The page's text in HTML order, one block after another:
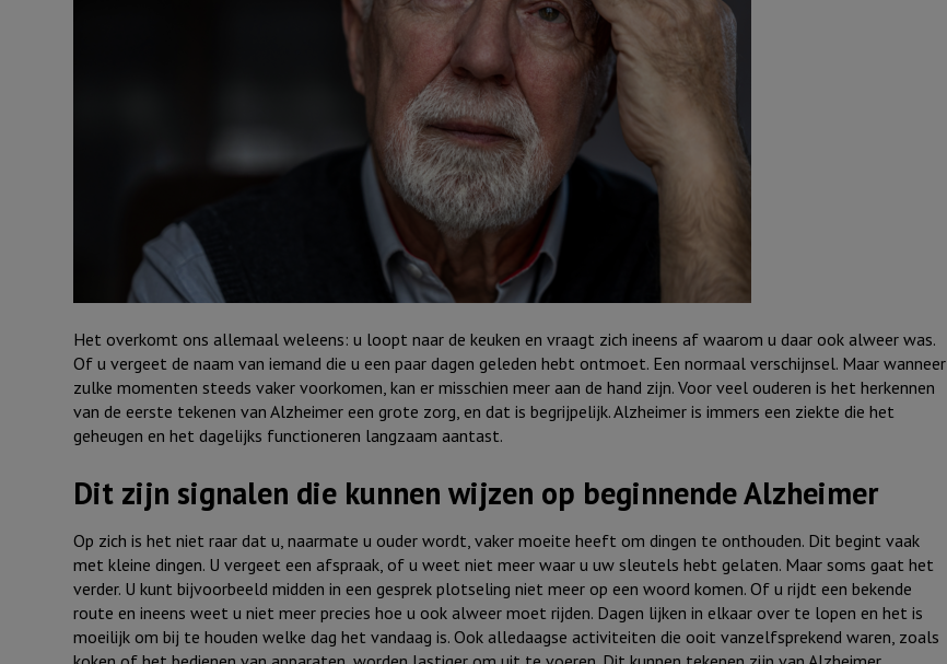
Het overkomt ons allemaal weleens: u loopt naar de keuken en vraagt zich ineens af waarom u daar ook alweer was.
Of u vergeet de naam van iemand die u een paar dagen geleden hebt ontmoet. Een normaal verschijnsel. Maar wanneer
zulke momenten steeds vaker voorkomen, kan er misschien meer aan de hand zijn. Voor veel ouderen is het herkennen
van de eerste tekenen van Alzheimer een grote zorg, en dat is begrijpelijk. Alzheimer is immers een ziekte die het
geheugen en het dagelijks functioneren langzaam aantast.
Dit zijn signalen die kunnen wijzen op beginnende Alzheimer
Op zich is het niet raar dat u, naarmate u ouder wordt, vaker moeite heeft om dingen te onthouden. Dit begint vaak
met kleine dingen. U vergeet een afspraak, of u weet niet meer waar u uw sleutels hebt gelaten. Maar soms gaat het
verder. U kunt bijvoorbeeld midden in een gesprek plotseling niet meer op een woord komen. Of u rijdt een bekende
route en ineens weet u niet meer precies hoe u ook alweer moet rijden. Dagen lijken in elkaar over te lopen en het is
moeilijk om bij te houden welke dag het vandaag is. Ook alledaagse activiteiten die ooit vanzelfsprekend waren, zoals